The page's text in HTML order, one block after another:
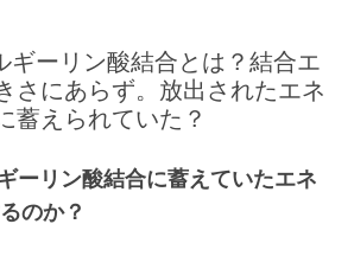
ギーリン酸結合とは？結合エ
さにあらず。放出されたエネ
蓄えられていた？
ーリン酸結合に蓄えていたエネ
のか？